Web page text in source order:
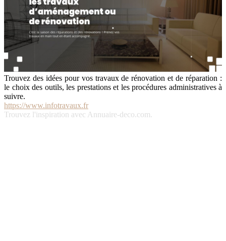
Trouvez des idées pour vos travaux de rénovation et de réparation :
le choix des outils, les prestations et les procédures administratives à
suivre.
https://www.infotravaux.fr
Trouvez l'inspiration avec Annuaire-deco.com.